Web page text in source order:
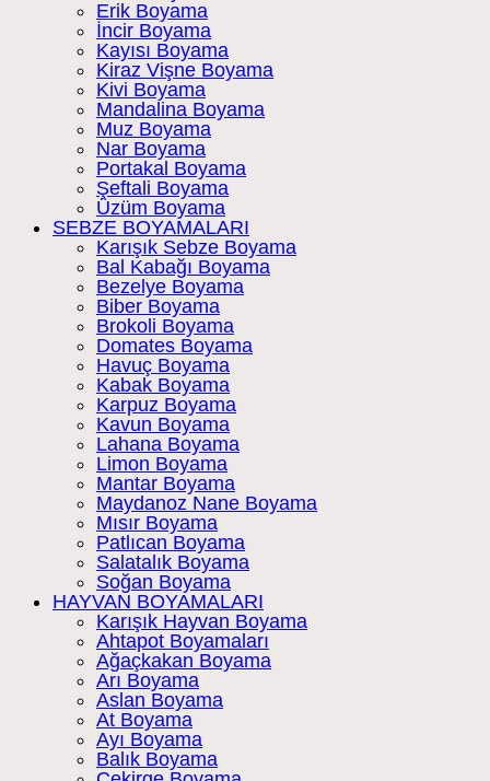
Erik Boyama
İncir Boyama
Kayısı Boyama
Kiraz Vişne Boyama
Kivi Boyama
Mandalina Boyama
Muz Boyama
Nar Boyama
Portakal Boyama
Şeftali Boyama
Üzüm Boyama
SEBZE BOYAMALARI
Karışık Sebze Boyama
Bal Kabağı Boyama
Bezelye Boyama
Biber Boyama
Brokoli Boyama
Domates Boyama
Havuç Boyama
Kabak Boyama
Karpuz Boyama
Kavun Boyama
Lahana Boyama
Limon Boyama
Mantar Boyama
Maydanoz Nane Boyama
Mısır Boyama
Patlıcan Boyama
Salatalık Boyama
Soğan Boyama
HAYVAN BOYAMALARI
Karışık Hayvan Boyama
Ahtapot Boyamaları
Ağaçkakan Boyama
Arı Boyama
Aslan Boyama
At Boyama
Ayı Boyama
Balık Boyama